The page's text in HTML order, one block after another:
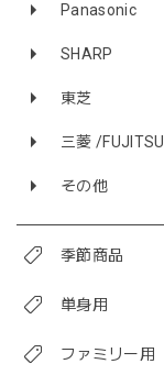
Panasonic
SHARP
東芝
三菱 /FUJITSU
その他
季節商品
単身用
ファミリー用